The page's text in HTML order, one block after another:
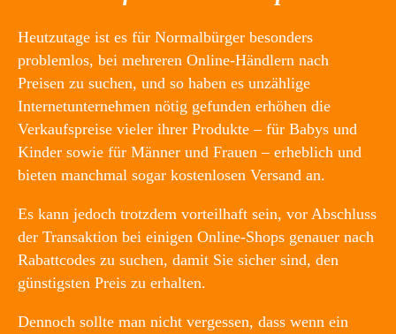
Heutzutage ist es für Normalbürger besonders
problemlos, bei mehreren Online-Händlern nach
Preisen zu suchen, und so haben es unzählige
Internetunternehmen nötig gefunden erhöhen die
Verkaufspreise vieler ihrer Produkte – für Babys und
Kinder sowie für Männer und Frauen – erheblich und
bieten manchmal sogar kostenlosen Versand an.
Es kann jedoch trotzdem vorteilhaft sein, vor Abschluss
der Transaktion bei einigen Online-Shops genauer nach
Rabattcodes zu suchen, damit Sie sicher sind, den
günstigsten Preis zu erhalten.
Dennoch sollte man nicht vergessen, dass wenn ein